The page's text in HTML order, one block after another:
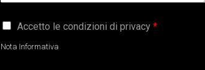
G
P
Accetto le condizioni di privacy *
Nota Informativa